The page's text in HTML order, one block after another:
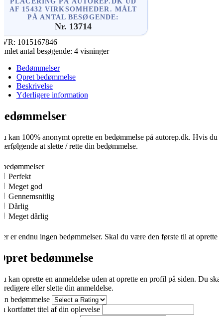
AF 15432 VIRKSOMHEDER. MÅLT
PÅ ANTAL BESØGENDE:
Nr. 13714
1015167846
antal besøgende: 4 visninger
Bedømmelser
Opret bedømmelse
Beskrivelse
Yderligere information
kan 100% anonymt oprette en bedømmelse på autorep.dk. Hvis
at slette / rette din bedømmelse.
bedømmelser
Perfekt
Meget god
Gennemsnitlig
Dårlig
Meget dårlig
er endnu ingen bedømmelser. Skal du være den første til at oprette
bedømmelse
kan oprette en anmeldelse uden at oprette en profil på siden. Du
redigere eller slette din anmeldelse.
bedømmelse
kortfattet titel af din oplevelse